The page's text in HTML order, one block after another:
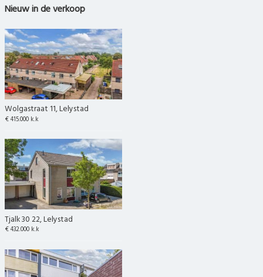
Nieuw in de verkoop
Wolgastraat 11, Lelystad
€ 415.000 k.k
Tjalk 30 22, Lelystad
€ 432.000 k.k